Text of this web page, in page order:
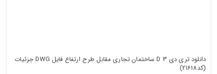
دانلود تری دی 3 D ساختمان تجاری مقابل طرح ارتفاع فایل DWG جزئیات
(کد21618)